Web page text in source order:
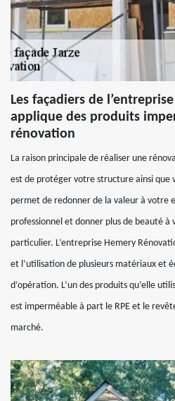
Les façadiers de
applique des produits
rénovation
La raison principale de réaliser une
est de protéger votre structure ainsi que
permet de redonner de la valeur à votre
professionnel et donner plus de beauté à
particulier. L’entreprise Hemery
et l’utilisation de plusieurs matériaux et
d’opération. L’un des produits qu’elle
est imperméable à part le RPE et le
marché.